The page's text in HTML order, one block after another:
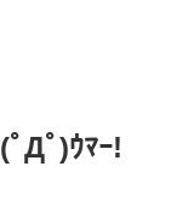
(ﾟДﾟ)ｳﾏｰ!